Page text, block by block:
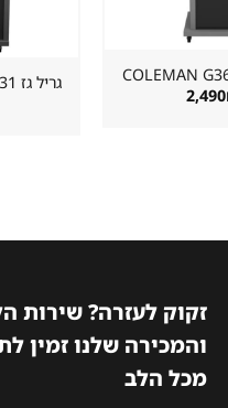
גריל גז ⁦COLEMAN G53231⁩
זקוק לעזרה? שירות
והמכירה שלנו זמין
מכל הלב